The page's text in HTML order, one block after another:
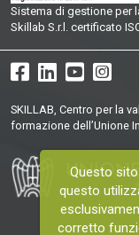
Sistema di gestione per
Skillab S.r.l. certificato
SKILLAB, Centro per la
formazione dell’Unione
Questo
questo
corretto